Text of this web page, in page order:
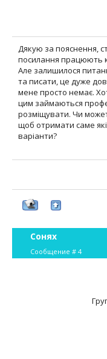
Дякую за пояснення,
посилання працюють
Але залишилося
та писати, це дуже
мене просто немає.
цим займаються
розміщувати. Чи
щоб отримати саме
варіанти?
Сонях
Сообщение # 4